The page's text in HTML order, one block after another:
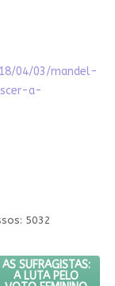
04/03/mandel-
a-
5032
PRÓXIMO ARTIGO:
AS SUFRAGISTAS:
A LUTA PELO